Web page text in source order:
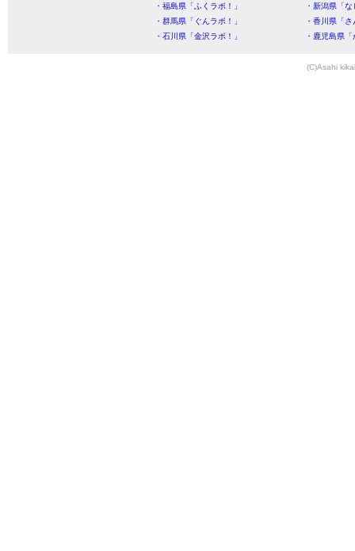
・福島県「ふくラボ！」
・新潟県「
・群馬県「ぐんラボ！」
・香川県「
・石川県「金沢ラボ！」
・鹿児島県
(C)Asahi